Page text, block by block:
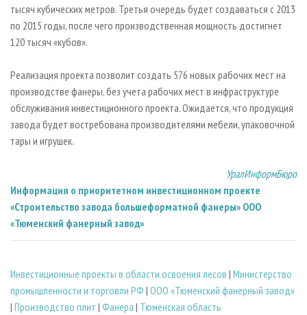
тысяч кубических метров. Третья очередь будет создаваться с 2013
по 2015 годы, после чего производственная мощность достигнет
120 тысяч «кубов».
Реализация проекта позволит создать 576 новых рабочих мест на
производстве фанеры, без учета рабочих мест в инфраструктуре
обслуживания инвестиционного проекта. Ожидается, что продукция
завода будет востребована производителями мебели, упаковочной
тары и игрушек.
УралИнформБюро
Информация о приоритетном инвестиционном проекте
«Строительство завода большеформатной фанеры» ООО
«Тюменский фанерный завод»
Инвестиционные проекты в области освоения лесов | Министерство
промышленности и торговли РФ | ООО «Тюменский фанерный завод»
| Производство плит | Фанера | Тюменская область